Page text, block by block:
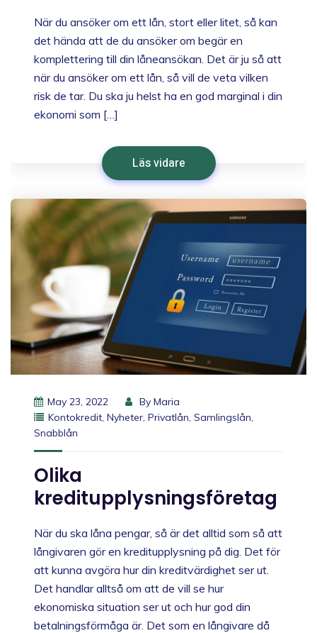
När du ansöker om ett lån, stort eller litet, så kan
det hända att de du ansöker om begär en
komplettering till din låneansökan. Det är ju så att
när du ansöker om ett lån, så vill de veta vilken
risk de tar. Du ska ju helst ha en god marginal i din
ekonomi som […]
Läs vidare
May 23, 2022 By Maria
Kontokredit Nyheter Privatlån Samlingslån
Snabblån
Olika
kreditupplysningsföretag
När du ska låna pengar, så är det alltid som så att
långivaren gör en kreditupplysning på dig. Det för
att kunna avgöra hur din kreditvärdighet ser ut.
Det handlar alltså om att de vill se hur
ekonomiska situation ser ut och hur god din
betalningsförmåga är. Det som en långivare då